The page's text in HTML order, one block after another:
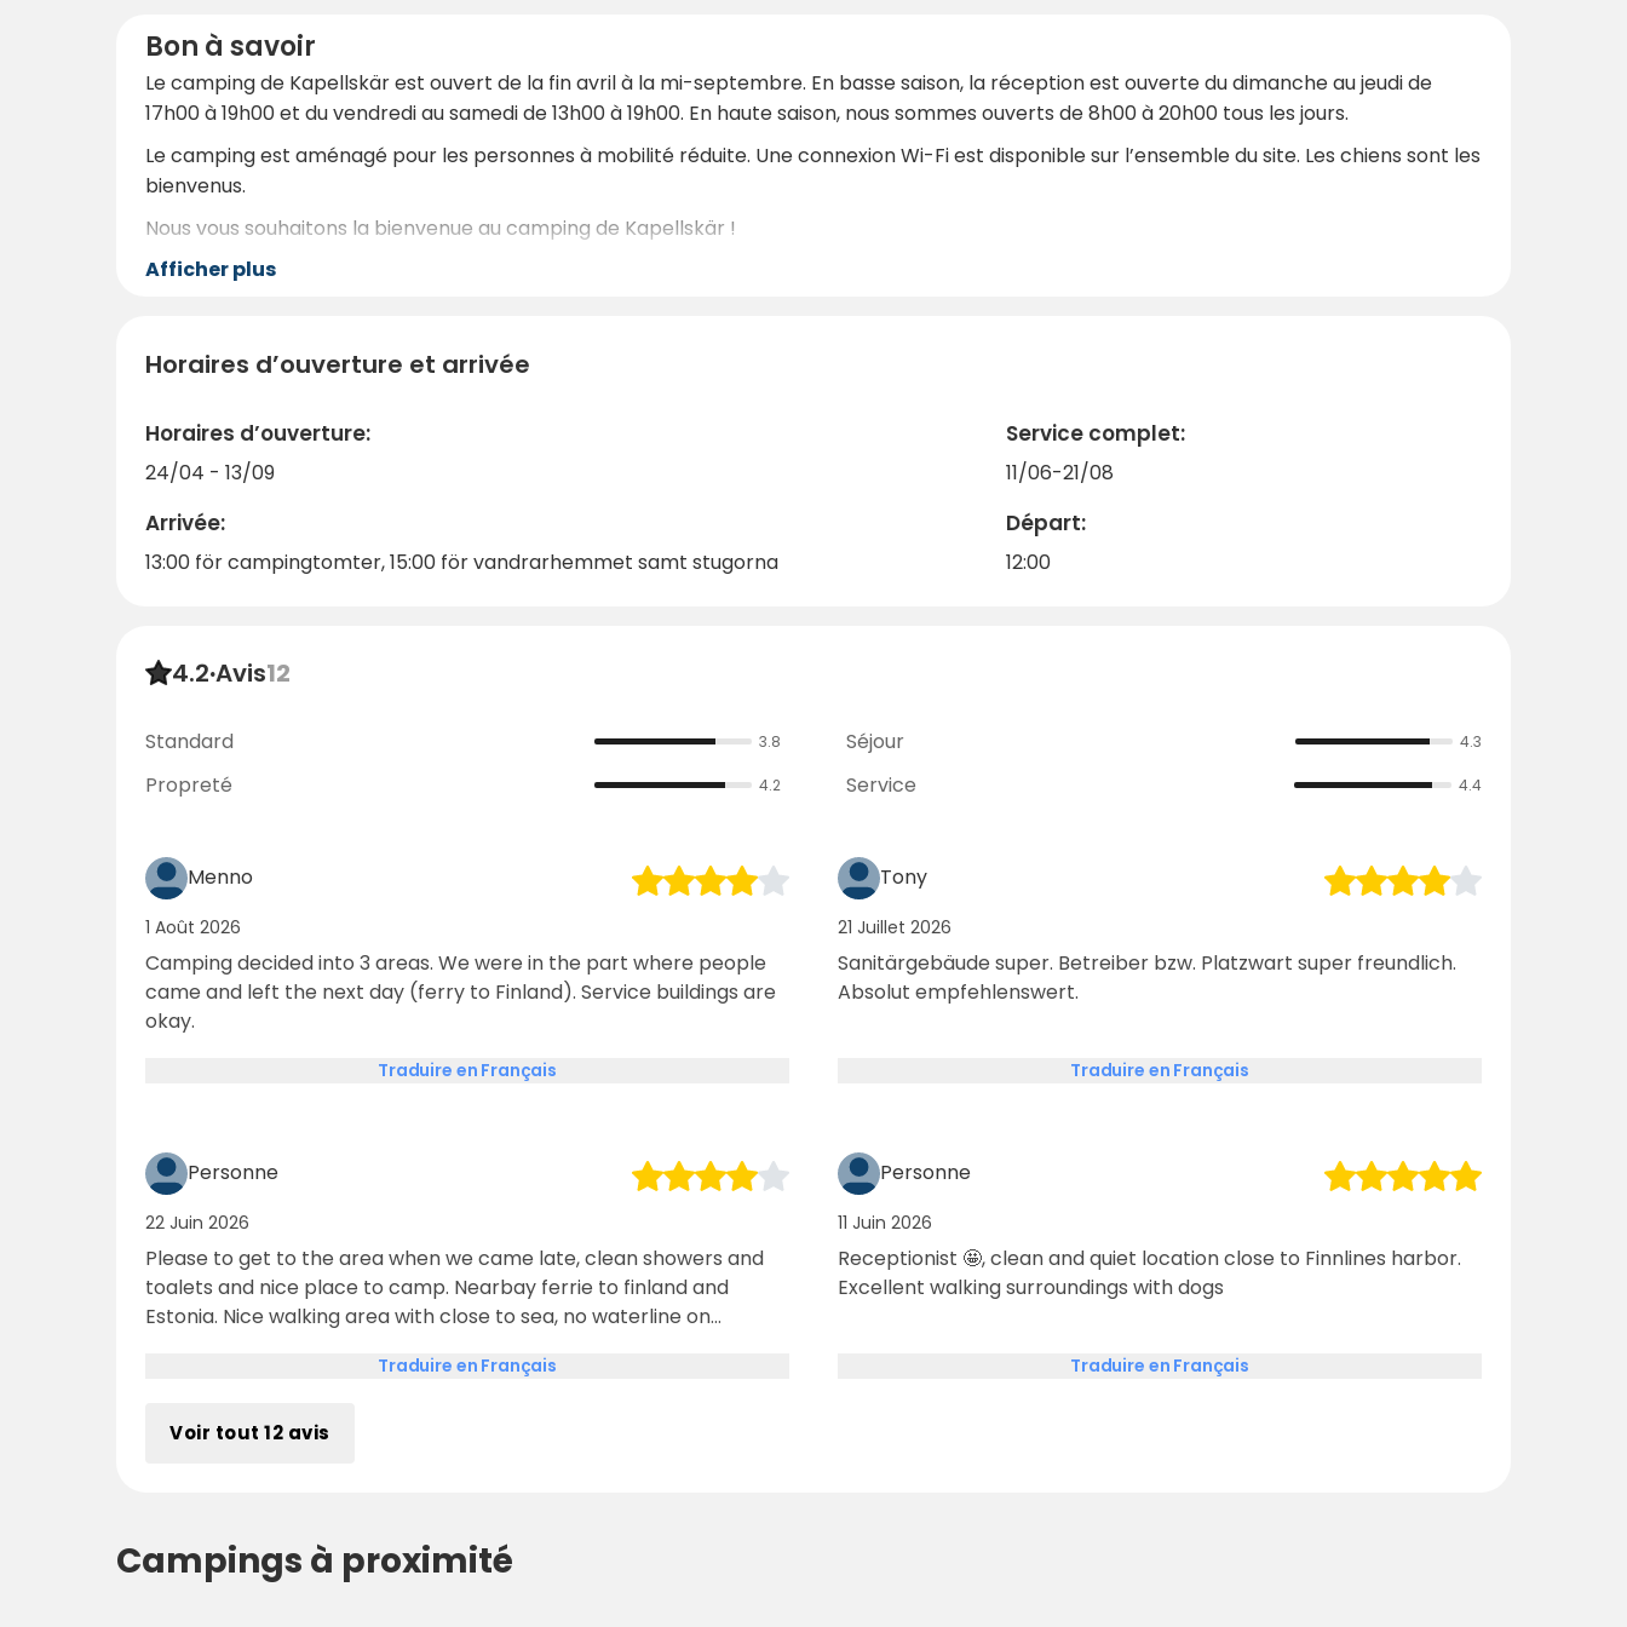
Bon à savoir
Le camping de Kapellskär est ouvert de la fin avril à la mi-septembre. En basse saison, la réception est ouverte du dimanche au jeudi de
17h00 à 19h00 et du vendredi au samedi de 13h00 à 19h00. En haute saison, nous sommes ouverts de 8h00 à 20h00 tous les jours.
Le camping est aménagé pour les personnes à mobilité réduite. Une connexion Wi-Fi est disponible sur l’ensemble du site. Les chiens sont les
bienvenus.
Nous vous souhaitons la bienvenue au camping de Kapellskär !
Afficher plus
Horaires d’ouverture et arrivée
Horaires d’ouverture:
24/04 - 13/09
Service complet:
11/06-21/08
Arrivée:
13:00 för campingtomter, 15:00 för vandrarhemmet samt stugorna
Départ:
12:00
4.2·Avis12
Standard 3.8 Séjour 4.3
Propreté 4.2 Service 4.4
Menno
1 Août 2026
Camping decided into 3 areas. We were in the part where people
came and left the next day (ferry to Finland). Service buildings are
okay.
Traduire en Français
Tony
21 Juillet 2026
Sanitärgebäude super. Betreiber bzw. Platzwart super freundlich.
Absolut empfehlenswert.
Traduire en Français
Personne
22 Juin 2026
Please to get to the area when we came late, clean showers and
toalets and nice place to camp. Nearbay ferrie to finland and
Estonia. Nice walking area with close to sea, no waterline on
Traduire en Français
Personne
11 Juin 2026
Receptionist 🤩, clean and quiet location close to Finnlines harbor.
Excellent walking surroundings with dogs
Traduire en Français
Voir tout 12 avis
Campings à proximité